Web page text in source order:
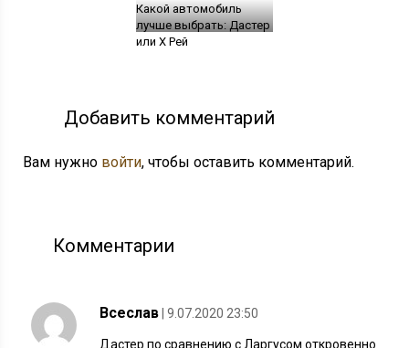
Какой автомобиль
лучше выбрать: Дастер
или Х Рей
Добавить комментарий
Вам нужно войти, чтобы оставить комментарий.
Комментарии
Всеслав | 9.07.2020 23:50
Дастер по сравнению с Ларгусом откровенно